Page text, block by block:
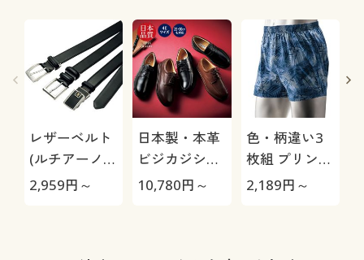
レザーベルト
(ルチアーノ
バレンチノ)
2,959円～
日本製・本革
ビジカジシュ
ーズ4E(リナ
10,780円～
色・柄違い3
枚組 プリント
トランクス/綿
2,189円～